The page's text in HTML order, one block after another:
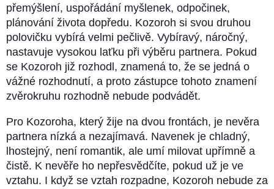
přemýšlení, uspořádání myšlenek, odpočinek,
plánování života dopředu. Kozoroh si svou druhou
polovičku vybírá velmi pečlivě. Vybíravý, náročný,
nastavuje vysokou laťku při výběru partnera. Pokud
se Kozoroh již rozhodl, znamená to, že se jedná o
vážné rozhodnutí, a proto zástupce tohoto znamení
zvěrokruhu rozhodně nebude podvádět.
Pro Kozoroha, který žije na dvou frontách, je nevěra
partnera nízká a nezajímavá. Navenek je chladný,
lhostejný, není romantik, ale umí milovat upřímně a
čistě. K nevěře ho nepřesvědčíte, pokud už je ve
vztahu. I když se vztah rozpadne, Kozoroh nebude za